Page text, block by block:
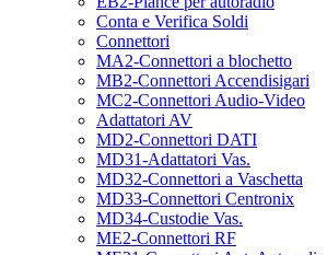
Conta e Verifica Soldi
Connettori
MA2-Connettori a blochetto
MB2-Connettori Accendisigari
MC2-Connettori Audio-Video
Adattatori AV
MD2-Connettori DATI
MD31-Adattatori Vas.
MD32-Connettori a Vaschetta
MD33-Connettori Centronix
MD34-Custodie Vas.
ME2-Connettori RF